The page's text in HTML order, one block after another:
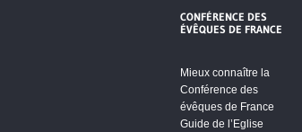
CONFÉRENCE DES
ÉVÊQUES DE FRANCE
Mieux connaître la
Conférence des
évêques de France
Guide de l’Eglise